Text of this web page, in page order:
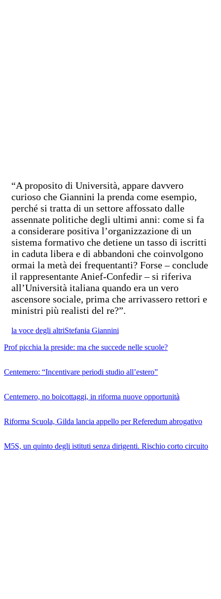
“A proposito di Università, appare davvero
curioso che Giannini la prenda come esempio,
perché si tratta di un settore affossato dalle
assennate politiche degli ultimi anni: come si fa
a considerare positiva l’organizzazione di un
sistema formativo che detiene un tasso di iscritti
in caduta libera e di abbandoni che coinvolgono
ormai la metà dei frequentanti? Forse – conclude
il rappresentante Anief-Confedir – si riferiva
all’Università italiana quando era un vero
ascensore sociale, prima che arrivassero rettori e
ministri più realisti del re?”.
la voce degli altriStefania Giannini
Prof picchia la preside: ma che succede nelle scuole?
Centemero: “Incentivare periodi studio all’estero”
Centemero, no boicottaggi, in riforma nuove opportunità
Riforma Scuola, Gilda lancia appello per Referedum abrogativo
M5S, un quinto degli istituti senza dirigenti. Rischio corto circuito